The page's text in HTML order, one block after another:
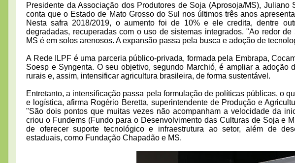
Presidente da Associação dos Produtores de Soja (Aprosoja/MS), Juliano
conta que o Estado de Mato Grosso do Sul nos últimos três anos
Nesta safra 2018/2019, o aumento foi de 10% e ele credita, dentre
degradadas, recuperadas com o uso de sistemas integrados. "Ao redor
MS é em solos arenosos. A expansão passa pela busca e adoção de
A Rede ILPF é uma parceria público-privada, formada pela Embrapa,
Soesp e Syngenta. O seu objetivo, segundo Marchió, é ampliar a adoção
rurais e, assim, intensificar agricultura brasileira, de forma sustentável.
Entretanto, a intensificação passa pela formulação de políticas públicas, o
e logística, afirma Rogério Beretta, superintendente de Produção e
"São dois pontos que muitas vezes não acompanham a velocidade da
criou o Fundems (Fundo para o Desenvolvimento das Culturas de Soja e
de oferecer suporte tecnológico e infraestrutura ao setor, além de
estaduais, como Fundação Chapadão e MS.